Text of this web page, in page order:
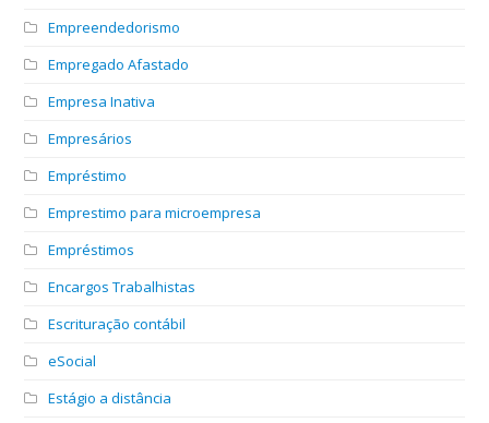
Empreendedorismo
Empregado Afastado
Empresa Inativa
Empresários
Empréstimo
Emprestimo para microempresa
Empréstimos
Encargos Trabalhistas
Escrituração contábil
eSocial
Estágio a distância